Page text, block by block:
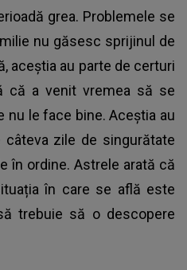
grea. Problemele se
nu găsesc sprijinul de
aceștia au parte de certuri
că a venit vremea să se
le face bine. Aceștia au
zile de singurătate
în ordine. Astrele arată că
în care se află este
trebuie să o descopere